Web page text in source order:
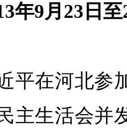
年9月23日
在河北参加
主生活会并